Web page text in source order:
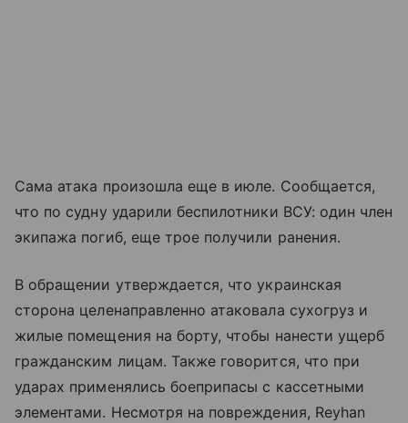
Сама атака произошла еще в июле. Сообщается,
что по судну ударили беспилотники ВСУ: один член
экипажа погиб, еще трое получили ранения.
В обращении утверждается, что украинская
сторона целенаправленно атаковала сухогруз и
жилые помещения на борту, чтобы нанести ущерб
гражданским лицам. Также говорится, что при
ударах применялись боеприпасы с кассетными
элементами. Несмотря на повреждения, Reyhan